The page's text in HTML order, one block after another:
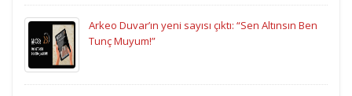
Arkeo Duvar’ın yeni sayısı çıktı: “Sen Altınsın Ben
Tunç Muyum!”